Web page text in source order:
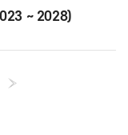
~ 2028)
›